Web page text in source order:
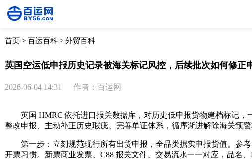
首页 > 百运百科 > 外贸百科
英国空运低申报历史记录被海关标记风控，后续批次如何修正
2026-06-04 14:31 作者：百运网
英国 HMRC 依托进口报关数据库，对历史低申报货物建档标记，
整改申报、主动补正历史瑕疵、完善单证体系，循序渐进解除海关预警
第一步：立刻规范现行所有出货申报，全品类据实申报货值。参考
开票习惯。新票商业发票、C88 报关文件、交易流水一一对应，品名